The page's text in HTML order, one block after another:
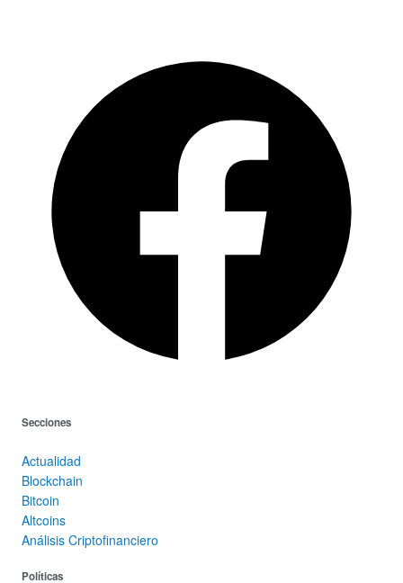
Secciones
Actualidad
Blockchain
Bitcoin
Altcoins
Análisis Criptofinanciero
Políticas